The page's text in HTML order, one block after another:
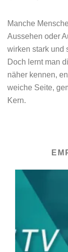
Manche
Aussehen oder
wirken stark und
Doch lernt man
näher kennen,
weiche Seite,
Kern.